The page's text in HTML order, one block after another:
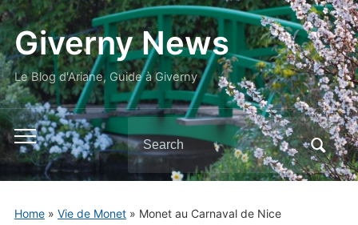
Giverny News
Le Blog d'Ariane, Guide à Giverny
Toggle
mobile
menu
Search
for:
Home» Vie de Monet» Monet au Carnaval de Nice